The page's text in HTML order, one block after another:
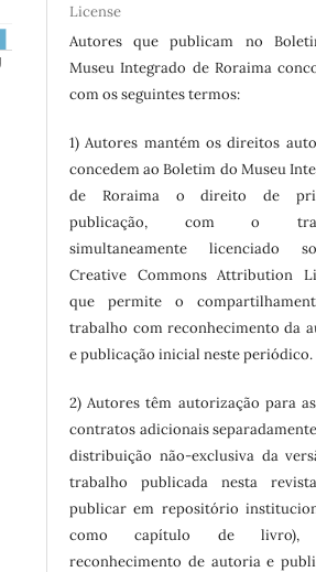
License
Autores que publicam no
Museu Integrado de Roraima
com os seguintes termos:
1) Autores mantém os direitos
concedem ao Boletim do Museu
de Roraima o direito de
publicação, com o
simultaneamente licenciado
Creative Commons Attribution
que permite o
trabalho com reconhecimento da
e publicação inicial neste periódico.
2) Autores têm autorização para
contratos adicionais
distribuição não-exclusiva da
trabalho publicada nesta
publicar em repositório
como capítulo de livro),
reconhecimento de autoria e